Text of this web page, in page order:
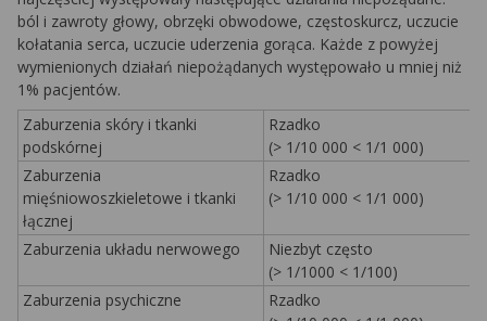
ból i zawroty głowy, obrzęki obwodowe, częstoskurcz, uczucie
kołatania serca, uczucie uderzenia gorąca. Każde z powyżej
wymienionych działań niepożądanych występowało u mniej niż
1% pacjentów.
Zaburzenia skóry i tkanki
podskórnej
Rzadko
(> 1/10 000 < 1/1 000)
Zaburzenia
mięśniowoszkieletowe i tkanki
łącznej
Rzadko
(> 1/10 000 < 1/1 000)
Zaburzenia układu nerwowego
Niezbyt często
(> 1/1000 < 1/100)
Zaburzenia psychiczne
Rzadko